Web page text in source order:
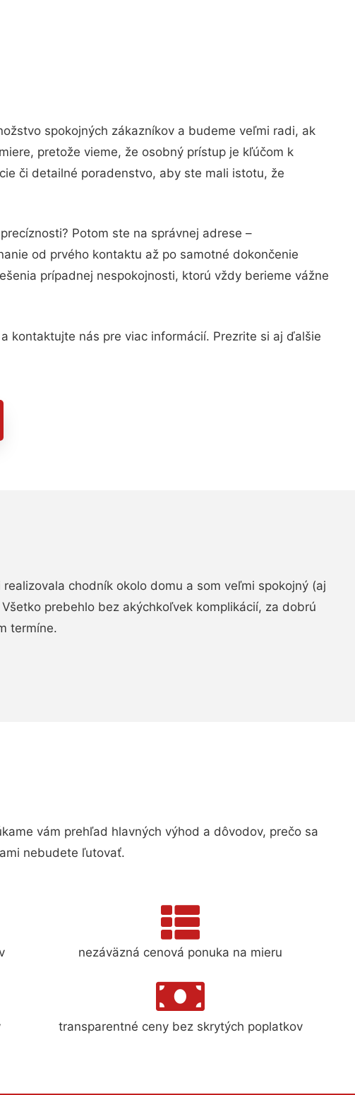
spokojných zákazníkov a budeme veľmi radi, ak
pretože vieme, že osobný prístup je kľúčom k
či detailné poradenstvo, aby ste mali istotu, že
Potom ste na správnej adrese –
od prvého kontaktu až po samotné dokončenie
prípadnej nespokojnosti, ktorú vždy berieme vážne
kontaktujte nás pre viac informácií. Prezrite si aj ďalšie
chodník okolo domu a som veľmi spokojný (aj
prebehlo bez akýchkoľvek komplikácií, za dobrú
termíne.
vám prehľad hlavných výhod a dôvodov, prečo sa
nebudete ľutovať.
nezáväzná cenová ponuka na mieru
transparentné ceny bez skrytých poplatkov